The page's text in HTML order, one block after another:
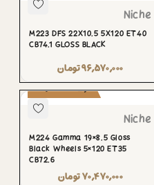
Niche
M223 DFS 22X10.5 5X120 ET40
CB74.1 GLOSS BLACK
۹۶,۵۷۰,۰۰۰تومان
پیش‌سفارش
Niche
M224 Gamma 19×8.5 Gloss
Black Wheels 5×120 ET35
CB72.6
۷۰,۴۷۰,۰۰۰تومان